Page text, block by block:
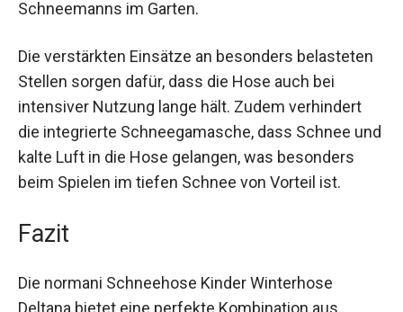
Die verstärkten Einsätze an besonders
belasteten Stellen sorgen dafür, dass die Hose
auch bei intensiver Nutzung lange hält. Zudem
verhindert die integrierte Schneegamasche, dass
Schnee und kalte Luft in die Hose gelangen, was
besonders beim Spielen im tiefen Schnee von
Vorteil ist.
Fazit